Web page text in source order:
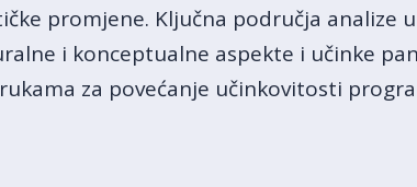
promjene. Ključna područja analize
i konceptualne aspekte i učinke
za povećanje učinkovitosti